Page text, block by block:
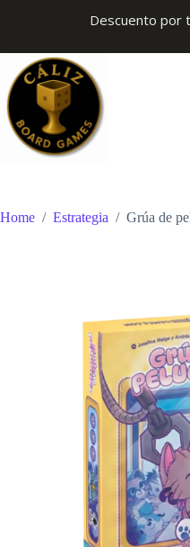
Descuento por
content
Home / Estrategia / Grúa de